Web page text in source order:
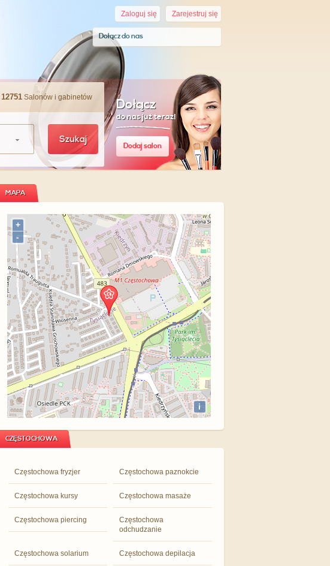
Zarejestruj się
Zaloguj się
Dołącz do nas
12751 Salonów i gabinetów
Szukaj
Dołącz
do nas już teraz!
Dodaj salon
MAPA
+
-
i
CZĘSTOCHOWA
Częstochowa fryzjer Częstochowa paznokcie
Częstochowa kursy Częstochowa masaże
Częstochowa piercing
Częstochowa
odchudzanie
Częstochowa solarium Częstochowa depilacja